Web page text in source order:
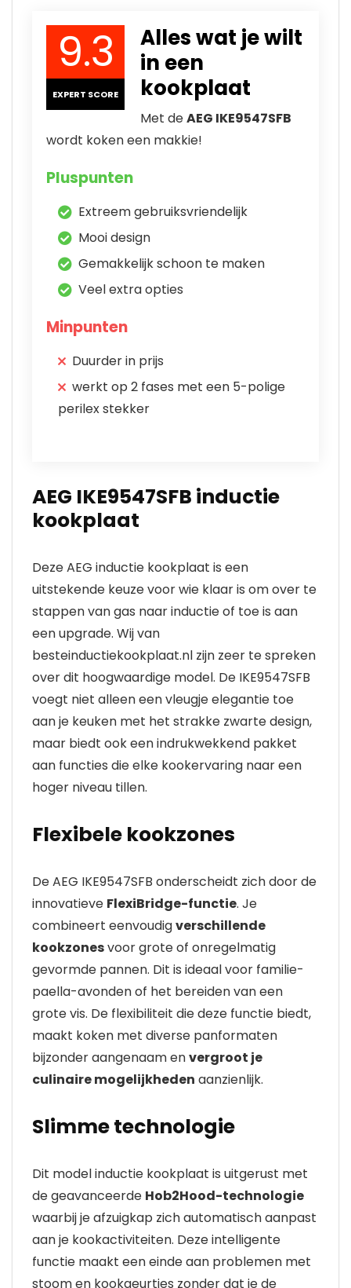
9.3
EXPERT SCORE
Alles wat je wilt
in een
kookplaat
Met deAEG IKE9547SFB
wordt koken een makkie!
Pluspunten
Extreem gebruiksvriendelijk
Mooi design
Gemakkelijk schoon te maken
Veel extra opties
Minpunten
Duurder in prijs
werkt op 2 fases met een 5-polige
perilex stekker
AEG IKE9547SFB inductie
kookplaat
Deze AEG inductie kookplaat is een
uitstekende keuze voor wie klaar is om over te
stappen van gas naar inductie of toe is aan
een upgrade. Wij van
besteinductiekookplaat.nl zijn zeer te spreken
over dit hoogwaardige model. De IKE9547SFB
voegt niet alleen een vleugje elegantie toe
aan je keuken met het strakke zwarte design,
maar biedt ook een indrukwekkend pakket
aan functies die elke kookervaring naar een
hoger niveau tillen.
Flexibele kookzones
De AEG IKE9547SFB onderscheidt zich door de
innovatieve FlexiBridge-functie. Je
combineert eenvoudigverschillende
kookzonesvoor grote of onregelmatig
gevormde pannen. Dit is ideaal voor familie-
paella-avonden of het bereiden van een
grote vis. De flexibiliteit die deze functie biedt,
maakt koken met diverse panformaten
bijzonder aangenaam envergroot je
culinaire mogelijkheden aanzienlijk.
Slimme technologie
Dit model inductie kookplaat is uitgerust met
de geavanceerde Hob2Hood-technologie
waarbij je afzuigkap zich automatisch aanpast
aan je kookactiviteiten. Deze intelligente
functie maakt een einde aan problemen met
stoom en kookgeurtjes zonder dat je de